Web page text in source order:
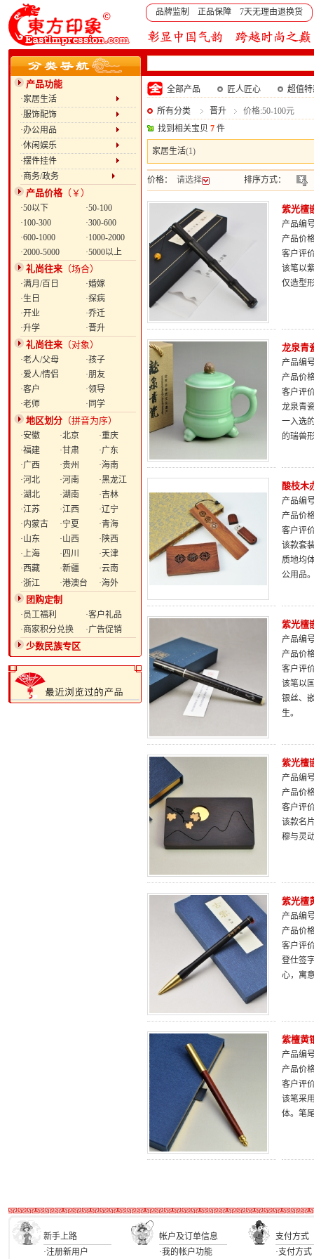
品牌监制 正品保障 7天无理由退换货
产品功能
·家居生活
·服饰配饰
·办公用品
·休闲娱乐
·摆件挂件
·商务/政务
产品价格（￥）
·50以下
·50-100
·100-300
·300-600
·600-1000
·1000-2000
·2000-5000
·5000以上
礼尚往来 （场合）
·满月/百日
·婚嫁
·生日
·探病
·开业
·乔迁
·升学
·晋升
礼尚往来 （对象）
·老人/父母
·孩子
·爱人/情侣
·朋友
·客户
·领导
·老师
·同学
地区划分 （拼音为序）
·安徽 ·北京
·重庆
·福建
·甘肃
·广东
·广西
·贵州
·海南
·河北
·河南
·黑龙江
·湖北
·湖南
·吉林
·江苏
·江西
·辽宁
·内蒙古
·宁夏
·青海
·山东
·山西
·陕西
·上海
·四川
·天津
·西藏
·新疆
·云南
·浙江
·港澳台 ·海外
团购定制
·员工福利
·客户礼品
·商家积分兑换
·广告促销
少数民族专区
全部产品 匠人匠心 超值
所有分类 晋升
价格:50-100元
找到相关宝贝 7 件
家居生活(1)
价格： 请选择 排序方式：
紫光檀
产品编
产品价
客户评
该笔以
仅造型
龙泉青
产品编
产品价
客户评
龙泉青
一入选
的瑞兽
酸枝木
产品编
产品价
客户评
该款套
质地均
公用品
紫光檀
产品编
产品价
客户评
该笔以
银丝、
生。
紫光檀
产品编
产品价
客户评
该款名
穆与灵
紫光檀
产品编
产品价
客户评
登仕签
心，寓
紫檀黄
产品编
产品价
客户评
该笔采
体。笔
新手上路 帐户及订单信息
支付方式
·注册新用户
·我的帐户功能 ·支付方式